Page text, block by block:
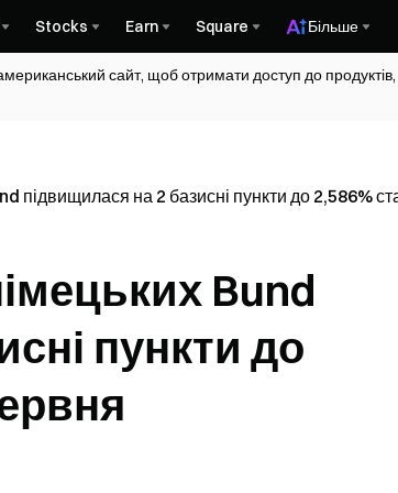
Stocks Earn Square Більше
сайт, щоб отримати доступ до
підвищилася на 2 базисні пункти до 2,586%
Bund
пункти до